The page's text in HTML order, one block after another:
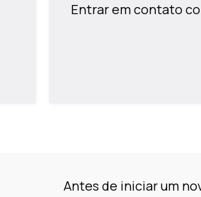
Entrar em contato
Antes de iniciar um